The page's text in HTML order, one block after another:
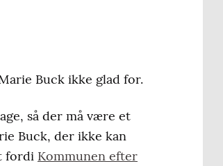
Buck ikke glad for.
så der må være et
Buck, der ikke kan
fordi Kommunen efter